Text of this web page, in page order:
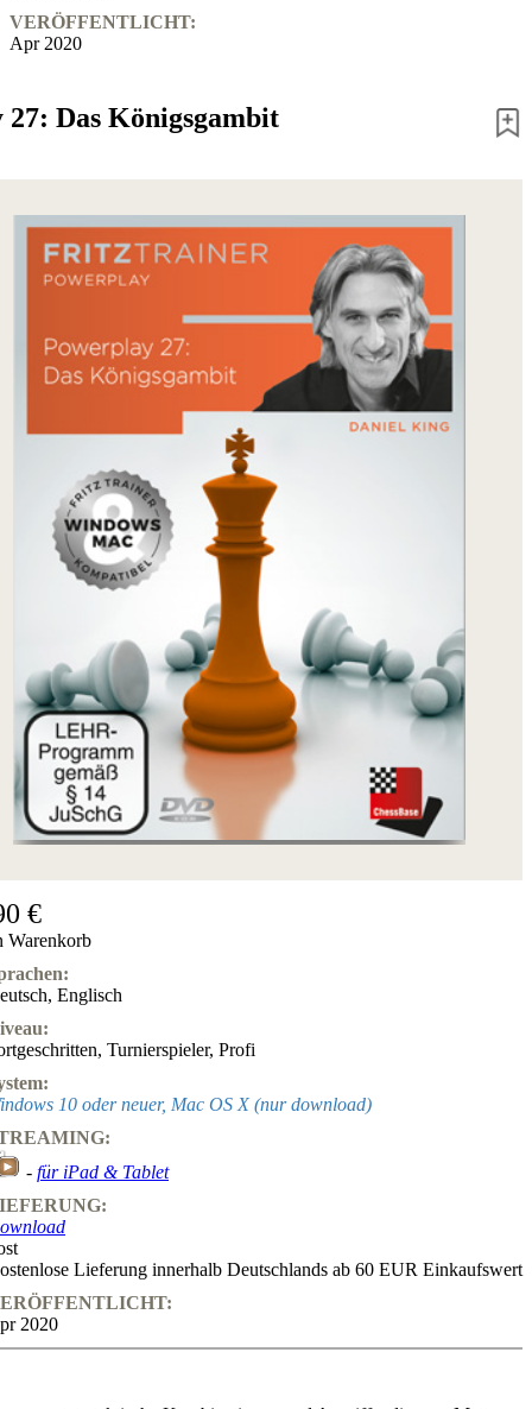
VERÖFFENTLICHT:
Apr 2020
27: Das Königsgambit
€
Warenkorb
, Englisch
, Turnierspieler, Profi
10 oder neuer, Mac OS X (nur download)
- für iPad & Tablet
Lieferung innerhalb Deutschlands ab 60 EUR Einkaufswert
2020